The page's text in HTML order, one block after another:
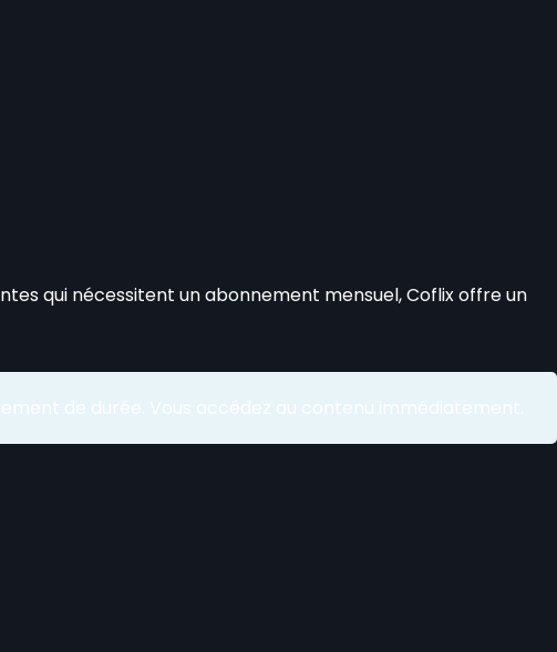
qui nécessitent un abonnement mensuel, Coflix offre un